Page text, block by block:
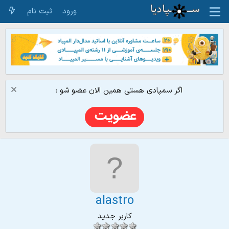
ورود ثبت نام
اگر سمپادی هستی همین الان عضو شو :
alastro
کاربر جدید